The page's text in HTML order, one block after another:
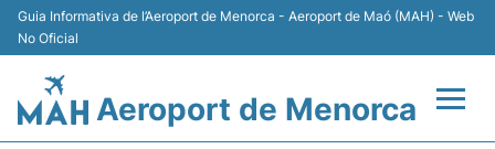
Guia Informativa de l’Aeroport de Menorca - Aeroport de Maó (MAH) - Web
No Oficial
Aeroport de Menorca